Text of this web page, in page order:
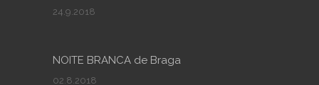
24.9.2018
NOITE BRANCA de Braga
02.8.2018